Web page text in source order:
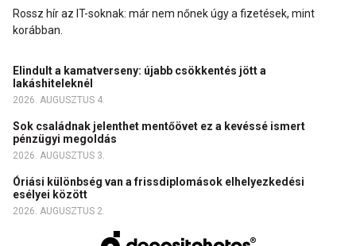
Rossz hír az IT-soknak: már nem nőnek úgy a fizetések, mint
korábban.
Elindult a kamatverseny: újabb csökkentés jött a
lakáshiteleknél
2026. AUGUSZTUS 4.
Sok családnak jelenthet mentőövet ez a kevéssé ismert
pénzügyi megoldás
2026. AUGUSZTUS 3.
Óriási különbség van a frissdiplomások elhelyezkedési
esélyei között
2026. AUGUSZTUS 2.